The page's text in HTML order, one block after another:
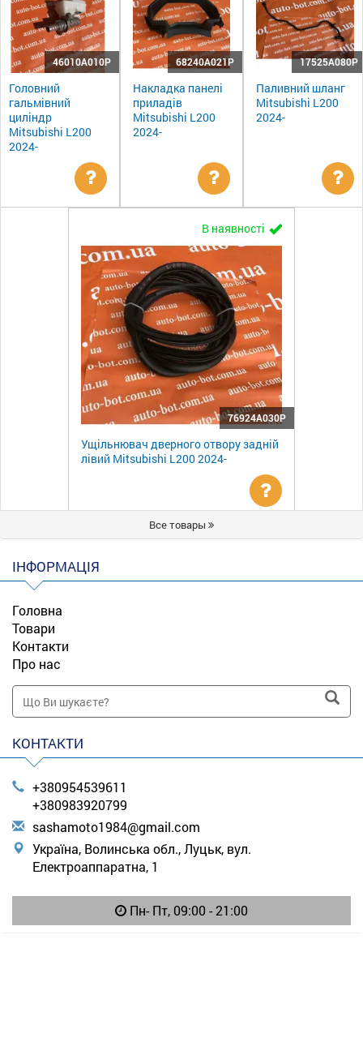
46010A010P
Головний
гальмівний
циліндр
Mitsubishi L200
2024-
Уточнити
68240A021P
Накладка панелі
приладів
Mitsubishi L200
2024-
Уточнити
ціну
17525A080P
Паливний шланг
Mitsubishi L200
2024-
В наявності
76924A030P
Ущільнювач дверного отвору задній
лівий Mitsubishi L200 2024-
Уточнити
ціну
Все товары
ІНФОРМАЦІЯ
Головна
Товари
Контакти
Про нас
КОНТАКТИ
+380954539611
+380983920799
sashamoto1984@gmail.com
Україна, Волинська обл., Луцьк, вул.
Електроаппаратна, 1
Пн- Пт, 09:00 - 21:00